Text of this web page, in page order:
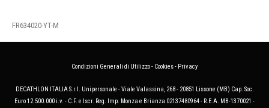
FR634020-YT-M
Condizioni Generali di Utilizzo- Cookies- Privacy
DECATHLON ITALIA S.r.l. Unipersonale - Viale Valassina, 268 - 20851 Lissone (MB) Cap. Soc.
Euro 12.500.000 i.v. - C.F. e Iscr. Reg. Imp. Monza e Brianza 02137480964 - R.E.A. MB-1370021 -